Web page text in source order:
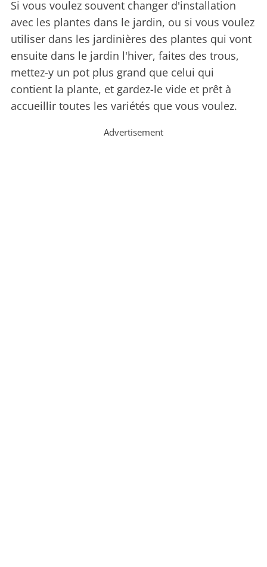
Si vous voulez souvent changer d'installation
avec les plantes dans le jardin, ou si vous voulez
utiliser dans les jardinières des plantes qui vont
ensuite dans le jardin l'hiver, faites des trous,
mettez-y un pot plus grand que celui qui
contient la plante, et gardez-le vide et prêt à
accueillir toutes les variétés que vous voulez.
Advertisement